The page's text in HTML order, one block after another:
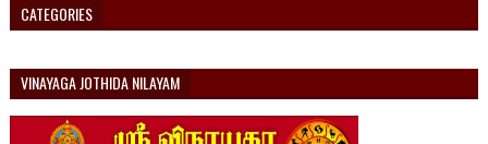
CATEGORIES
VINAYAGA JOTHIDA NILAYAM